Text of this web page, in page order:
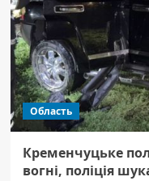
Область
Кременчуцьке
вогні, поліція